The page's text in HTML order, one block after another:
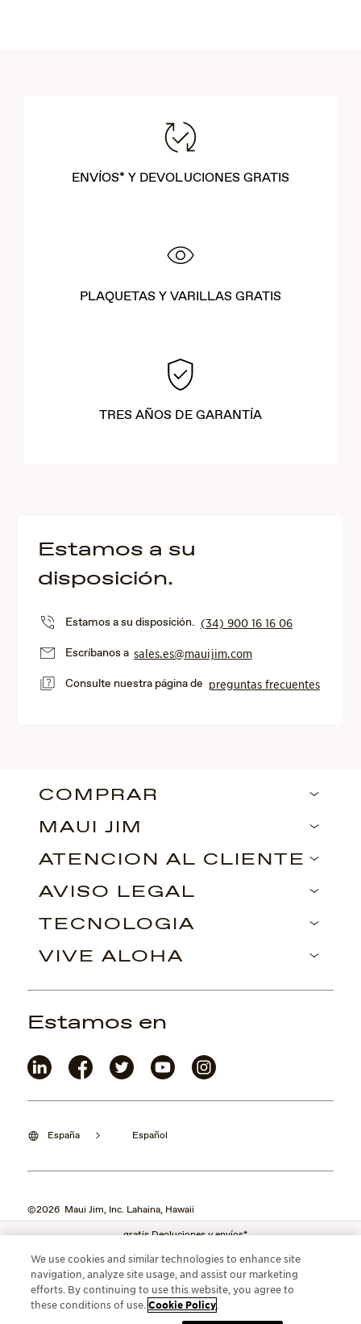
gratis Deoluciones y envíos*
ENVÍOS* Y DEVOLUCIONES GRATIS
PLAQUETAS Y VARILLAS GRATIS
TRES AÑOS DE GARANTÍA
Estamos a su
disposición.
Estamos a su disposición. (34) 900 16 16 06
Escríbanos asales.es@mauijim.com
Consulte nuestra página de preguntas frecuentes
COMPRAR
MAUI JIM
ATENCIÓN AL CLIENTE
AVISO LEGAL
TECNOLOGÍA
VIVE ALOHA
España Español
©2026 Maui Jim, Inc. Lahaina, Hawaii
Estamos en
We use cookies and similar technologies to enhance site
navigation, analyze site usage, and assist our marketing
efforts. By continuing to use this website, you agree to
these conditions of use.Cookie Policy